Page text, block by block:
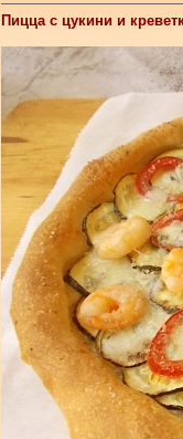
Пицца с цукини и